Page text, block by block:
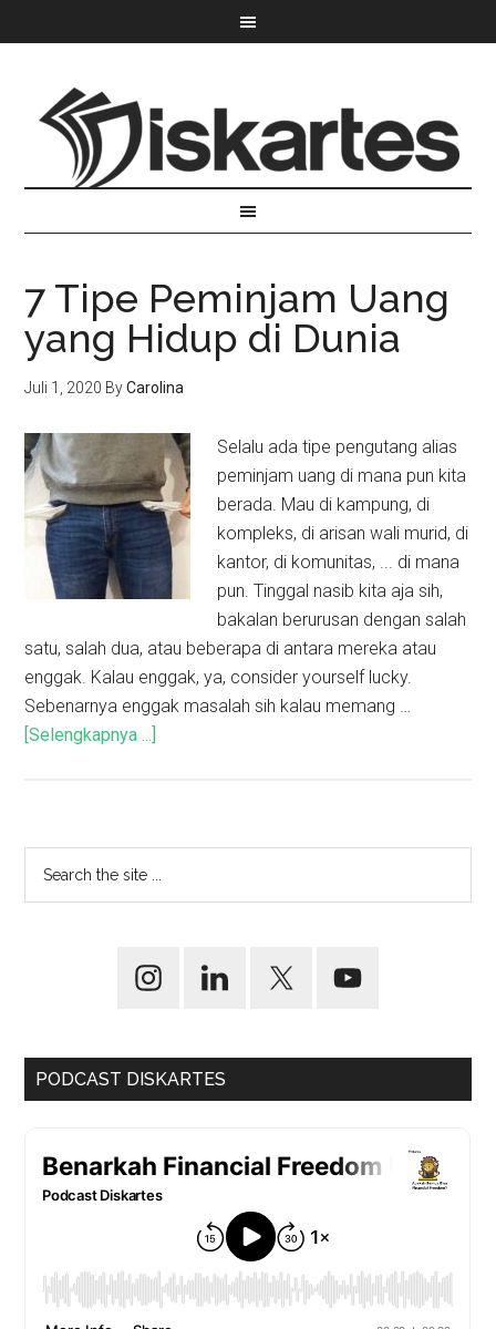
7 Tipe Peminjam Uang
yang Hidup di Dunia
Juli 1, 2020 ByCarolina
Selalu ada tipe pengutang alias
peminjam uang di mana pun kita
berada. Mau di kampung, di
kompleks, di arisan wali murid, di
kantor, di komunitas, ... di mana
pun. Tinggal nasib kita aja sih,
bakalan berurusan dengan salah
satu, salah dua, atau beberapa di antara mereka atau
enggak. Kalau enggak, ya, consider yourself lucky.
Sebenarnya enggak masalah sih kalau memang …
[Selengkapnya ...]
PODCAST DISKARTES